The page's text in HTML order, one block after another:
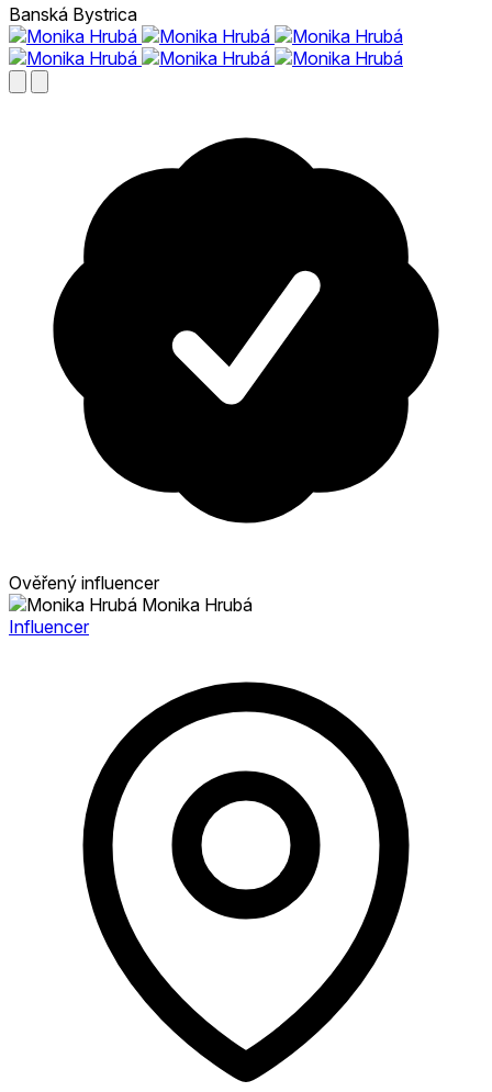
Banská Bystrica
Ověřený influencer
Monika Hrubá
Influencer